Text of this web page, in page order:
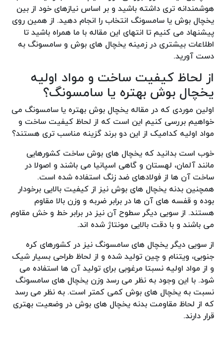
هوشمندانه تری داشته باشید و بر اساس نیازهای خود از بین
یخچال بوش یا سامسونگ انتخاب را انجام دهید. از همین روی
پیشنهاد می کنیم تا انتهای این مقاله با ما همراه باشید تا
اطلاعات بیشتری در زمینه یخچال های بوش و سامسونگ به
دست آورید.
از لحاظ کیفیت ساخت و مواد اولیه
یخچال بوش بهتره یا سامسونگ؟
اولین موردی که در مقاله یخچال بوش بهتره یا سامسونگ می
خواهیم بررسی کنیم این است که از لحاظ کیفیت ساخت و
مواد اولیه کدامیک از این دو برند گزینه مناسب تری هستند؟
خوب است بدانید که یخچال های بوش ساخت کشورهایی
مانند آلمان، لهستان و گاهی اسپانیا می باشند و اصولا در
ساخت آن ها از فولادهای ضد زنگ استفاده شده است.
همچنین بدنه یخچال های بوش نیز از کیفیت بالایی برخودار
بوده و قفسه های آن ها در برابر ضربه و وزن بالا مقاوم
هستند. از سویی دیگر سطوح آن نیز در برابر خط و خش مقاوم
می باشند و با دقت بالایی مونتاژ شده اند.
از سویی دیگر یخچال های سامسونگ نیز در کشورهای کره
جنوبی، ویتنام و چین تولید شده و از لحاظ طراحی بسیار شیک
و از مواد اولیه نسبتا مرغوبی برای تولید آن ها استفاده می
شود. با این وجود به نظر می رسد وزن یخچال های سامسونگ
نسبت به یخچال های بوش کمی کمتر است. به نظر می رسد
که از لحاظ مقاومت بدنه یخچال های بوش در وضعیت بهتری
قرار دارند.